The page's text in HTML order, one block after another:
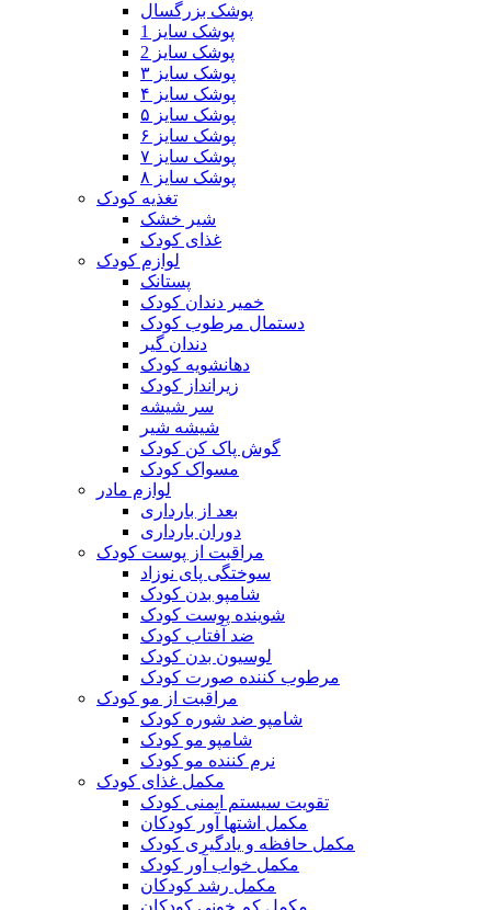
پوشک بزرگسال
پوشک سایز 1
پوشک سایز 2
پوشک سایز ۳
پوشک سایز ۴
پوشک سایز ۵
پوشک سایز ۶
پوشک سایز ۷
پوشک سایز ۸
تغذیه کودک
شیر خشک
غذای کودک
لوازم کودک
پستانک
خمیر دندان کودک
دستمال مرطوب کودک
دندان گیر
دهانشویه کودک
زیرانداز کودک
سر شیشه
شیشه شیر
گوش پاک کن کودک
مسواک کودک
لوازم مادر
بعد از بارداری
دوران بارداری
مراقبت از پوست کودک
سوختگی پای نوزاد
شامپو بدن کودک
شوینده پوست کودک
ضد آفتاب کودک
لوسیون بدن کودک
مرطوب کننده صورت کودک
مراقبت از مو کودک
شامپو ضد شوره کودک
شامپو مو کودک
نرم کننده مو کودک
مکمل غذای کودک
تقویت سیستم ایمنی کودک
مکمل اشتها آور کودکان
مکمل حافظه و یادگیری کودک
مکمل خواب آور کودک
مکمل رشد کودکان
مکمل کم خونی کودکان